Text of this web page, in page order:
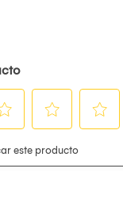
SÍ
SÍ
SÍ
(adaptador)
suspensión)